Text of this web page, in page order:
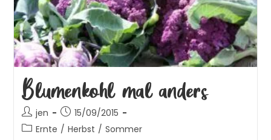
Blumenkohl mal anders
jen
15/09/2015
Ernte / Herbst / Sommer